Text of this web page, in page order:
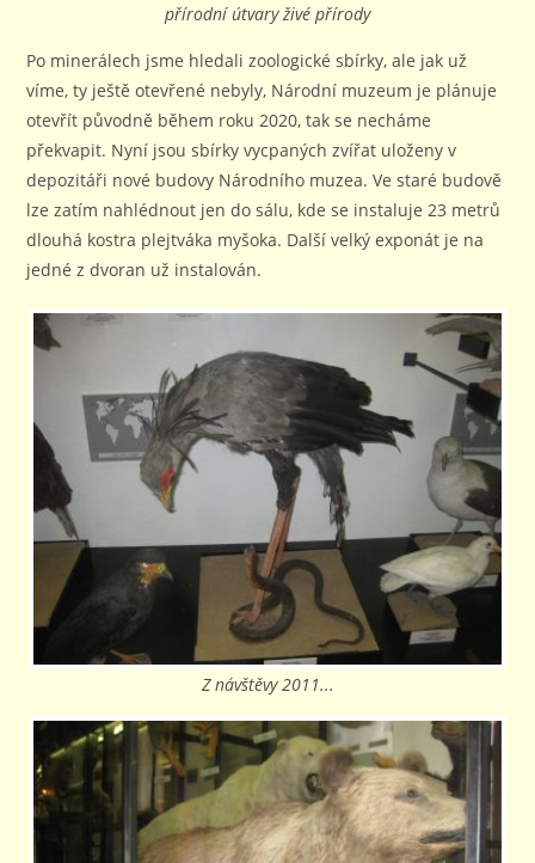
přírodní útvary živé přírody
Po minerálech jsme hledali zoologické sbírky, ale jak už
víme, ty ještě otevřené nebyly, Národní muzeum je plánuje
otevřít původně během roku 2020, tak se necháme
překvapit. Nyní jsou sbírky vycpaných zvířat uloženy v
depozitáři nové budovy Národního muzea. Ve staré budově
lze zatím nahlédnout jen do sálu, kde se instaluje 23 metrů
dlouhá kostra plejtváka myšoka. Další velký exponát je na
jedné z dvoran už instalován.
Z návštěvy 2011...